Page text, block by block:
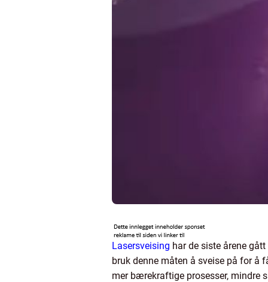
Lasersveising har de siste årene
bruk denne måten å sveise på for å
mer bærekraftige prosesser, mindre